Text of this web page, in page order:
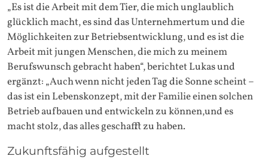
„Es ist die Arbeit mit dem Tier, die mich unglaublich
glücklich macht, es sind das Unternehmertum und die
Möglichkeiten zur Betriebsentwicklung, und es ist die
Arbeit mit jungen Menschen, die mich zu meinem
Berufswunsch gebracht haben“, berichtet Lukas und
ergänzt: „Auch wenn nicht jeden Tag die Sonne scheint –
das ist ein Lebenskonzept, mit der Familie einen solchen
Betrieb aufbauen und entwickeln zu können,und es
macht stolz, das alles geschafft zu haben.
Zukunftsfähig aufgestellt